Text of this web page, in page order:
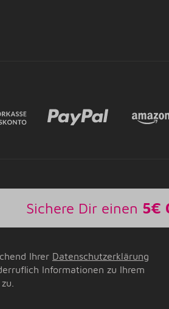
Sichere Dir einen 5€
Ihrer Datenschutzerklärung
Informationen zu Ihrem